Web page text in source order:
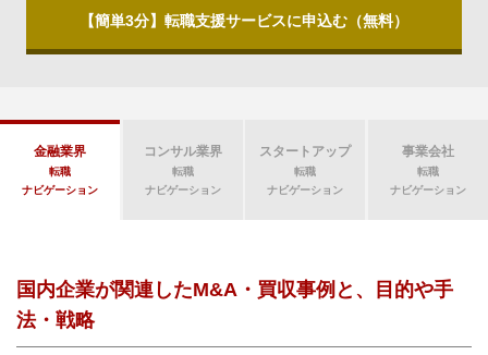
【簡単3分】転職支援サービスに申込む（無料）
金融業界
転職
ナビゲーション
コンサル業界
転職
ナビゲーション
スタートアップ
転職
ナビゲーション
事業会社
転職
ナビゲーション
国内企業が関連したM&A・買収事例と、目的や手
法・戦略